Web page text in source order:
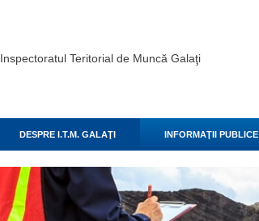
Inspectoratul Teritorial de Muncă Galaţi
DESPRE I.T.M. GALAŢI INFORMAŢII PUBLICE